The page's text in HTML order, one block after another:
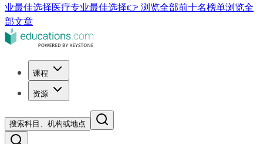
业最佳选择医疗专业最佳选择👉 浏览全部前十名榜单浏览全
部文章
课程
资源
搜索科目、机构或地点